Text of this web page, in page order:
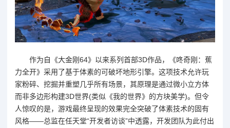
作为自《大金刚64》以来系列首部3D作品，《咚奇刚：蕉
力全开》采用了基于体素的可破坏地形引擎。这项技术允许玩
家粉碎、挖掘并重塑几乎所有场景，其原理是通过微小立方体
而非多边形构建3D世界(类似《我的世界》的方块美学)。但令
人惊叹的是，游戏最终呈现的效果完全突破了体素技术的固有
风格——总监在任天堂“开发者访谈”中透露，开发团队为此付出